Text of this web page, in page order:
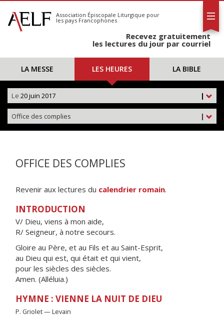
S'abonner
Calendrier
Association Épiscopale Liturgique pour
les pays Francophones
Recevez gratuitement
les lectures du jour par courriel
LA MESSE LES HEURES LA BIBLE
|
Le 20 juin 2017
|
Office des complies
OFFICE DES COMPLIES
Revenir aux lectures du calendrier romain.
INTRODUCTION
V/ Dieu, viens à mon aide,
R/ Seigneur, à notre secours.
Gloire au Père, et au Fils et au Saint-Esprit,
au Dieu qui est, qui était et qui vient,
pour les siècles des siècles.
Amen. (Alléluia.)
HYMNE : VIENNE LA NUIT DE DIEU
P. Griolet — Levain